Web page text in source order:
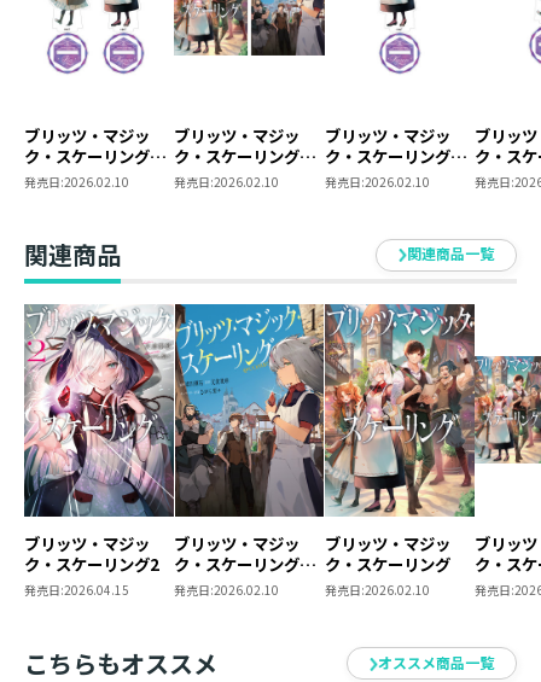
ブリッツ・マジッ
ク・スケーリング
アクリルスタンド
全2種セット
発売日:2026.02.10
ブリッツ・マジッ
ク・スケーリング
原作小説第1巻＋コ
ミックス第1巻 2冊
発売日:2026.02.10
ブリッツ・マジッ
ク・スケーリング
アクリルスタンド
（クルル）
発売日:2026.02.10
ブリッ
ク・ス
アクリ
（イー
発売日:
関連商品 関連商品一覧
ブリッツ・マジッ
ク・スケーリング2
発売日:2026.04.15
ブリッツ・マジッ
ク・スケーリング
@COMIC 第1巻
発売日:2026.02.10
ブリッツ・マジッ
ク・スケーリング
発売日:2026.02.10
ブリッ
ク・ス
原作小
典ミニ
き】
発売日:
こちらもオススメ オススメ商品一覧